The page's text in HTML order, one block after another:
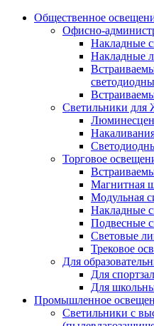
Общественное
Офисно-
Накладные
Накладные
Светильники
Торговое
Магнитная
Модульная
Накладные
Подвесные
Световые
Трековое
Для
Для
Для
Промышленное
Светильники с